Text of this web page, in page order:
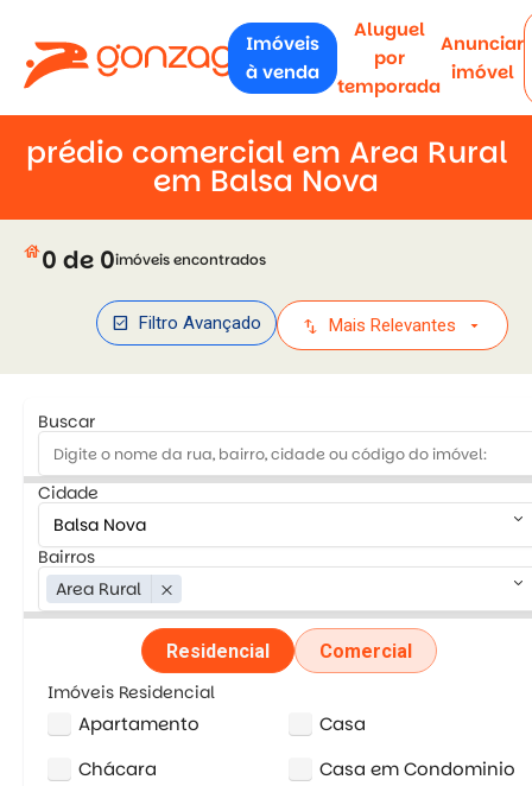
Imóveis
à venda
Aluguel
por
temporada
Anunciar
imóvel
prédio comercial em Area Rural
em Balsa Nova
house0 de 0imóveis encontrados
check_box Filtro Avançado swap_vert Mais Relevantes arrow_drop_down
Buscar
Cidade
keyboard_arrow_down
Bairros
Area Rural
close keyboard_arrow_down
Residencial Comercial
Imóveis Residencial
Apartamento
Casa
Chácara
Casa em Condominio